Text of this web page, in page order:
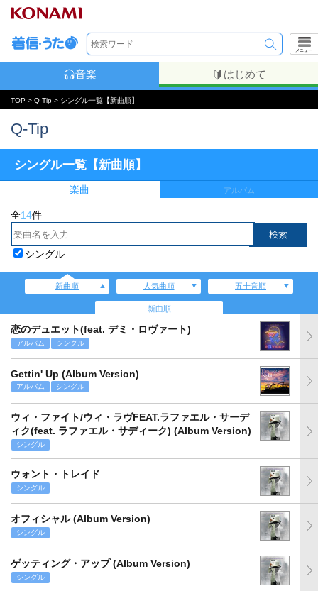
メニュー
音楽 はじめて
TOP > Q-Tip > シングル一覧【新曲順】
Q-Tip
シングル一覧【新曲順】
楽曲 アルバム
全14件
シングル
新曲順 人気曲順 五十音順
新曲順
恋のデュエット(feat. デミ・ロヴァート)
アルバム シングル
Gettin' Up (Album Version)
アルバム シングル
ウィ・ファイト/ウィ・ラヴFEAT.ラファエル・サーデ
ィク(feat. ラファエル・サディーク) (Album Version)
シングル
ウォント・トレイド
シングル
オフィシャル (Album Version)
シングル
ゲッティング・アップ (Album Version)
シングル